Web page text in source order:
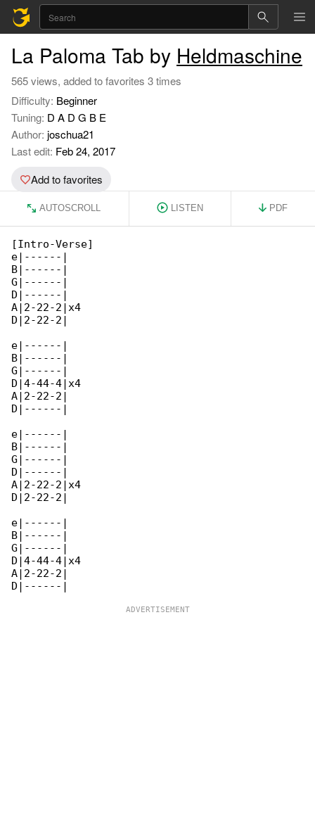
La Paloma Tab by Heldmaschine
565 views, added to favorites 3 times
Difficulty: Beginner
Tuning: D A D G B E
Author: joschua21
Last edit: Feb 24, 2017
Add to favorites
AUTOSCROLL LISTEN PDF
[Intro-Verse]
e|------|
B|------|
G|------|
D|------|
A|2-22-2|x4
D|2-22-2|
e|------|
B|------|
G|------|
D|4-44-4|x4
A|2-22-2|
D|------|
e|------|
B|------|
G|------|
D|------|
A|2-22-2|x4
D|2-22-2|
e|------|
B|------|
G|------|
D|4-44-4|x4
A|2-22-2|